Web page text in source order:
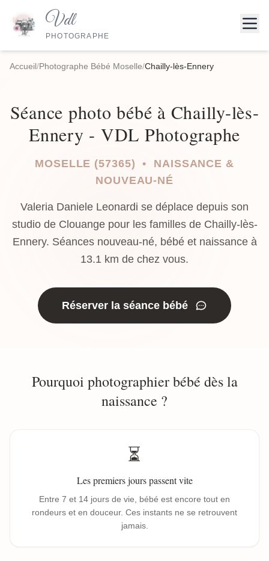
Vdl
PHOTOGRAPHE
Accueil/Photographe Bébé Moselle/Chailly-lès-Ennery
Séance photo bébé à Chailly-lès-
Ennery - VDL Photographe
MOSELLE (57365) • NAISSANCE &
NOUVEAU-NÉ
Valeria Daniele Leonardi se déplace depuis son
studio de Clouange pour les familles de Chailly-lès-
Ennery. Séances nouveau-né, bébé et naissance à
13.1 km de chez vous.
Réserver la séance bébé
Pourquoi photographier bébé dès la
naissance ?
⏳
Les premiers jours passent vite
Entre 7 et 14 jours de vie, bébé est encore tout en
rondeurs et en douceur. Ces instants ne se retrouvent
jamais.